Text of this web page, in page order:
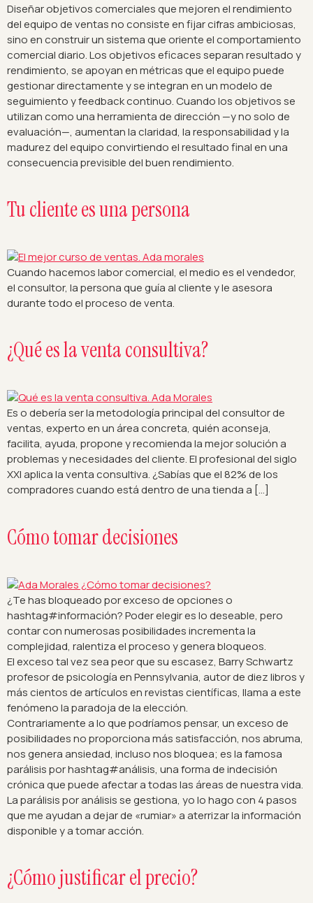
Diseñar objetivos comerciales que mejoren el rendimiento
del equipo de ventas no consiste en fijar cifras ambiciosas,
sino en construir un sistema que oriente el comportamiento
comercial diario. Los objetivos eficaces separan resultado y
rendimiento, se apoyan en métricas que el equipo puede
gestionar directamente y se integran en un modelo de
seguimiento y feedback continuo. Cuando los objetivos se
utilizan como una herramienta de dirección —y no solo de
evaluación—, aumentan la claridad, la responsabilidad y la
madurez del equipo convirtiendo el resultado final en una
consecuencia previsible del buen rendimiento.
Tu cliente es una persona
Cuando hacemos labor comercial, el medio es el vendedor,
el consultor, la persona que guía al cliente y le asesora
durante todo el proceso de venta.
¿Qué es la venta consultiva?
Es o debería ser la metodología principal del consultor de
ventas, experto en un área concreta, quién aconseja,
facilita, ayuda, propone y recomienda la mejor solución a
problemas y necesidades del cliente. El profesional del siglo
XXI aplica la venta consultiva. ¿Sabías que el 82% de los
compradores cuando está dentro de una tienda a […]
Cómo tomar decisiones
¿Te has bloqueado por exceso de opciones o
hashtag#información? Poder elegir es lo deseable, pero
contar con numerosas posibilidades incrementa la
complejidad, ralentiza el proceso y genera bloqueos.
El exceso tal vez sea peor que su escasez, Barry Schwartz
profesor de psicología en Pennsylvania, autor de diez libros y
más cientos de artículos en revistas científicas, llama a este
fenómeno la paradoja de la elección.
Contrariamente a lo que podríamos pensar, un exceso de
posibilidades no proporciona más satisfacción, nos abruma,
nos genera ansiedad, incluso nos bloquea; es la famosa
parálisis por hashtag#análisis, una forma de indecisión
crónica que puede afectar a todas las áreas de nuestra vida.
La parálisis por análisis se gestiona, yo lo hago con 4 pasos
que me ayudan a dejar de «rumiar» a aterrizar la información
disponible y a tomar acción.
¿Cómo justificar el precio?